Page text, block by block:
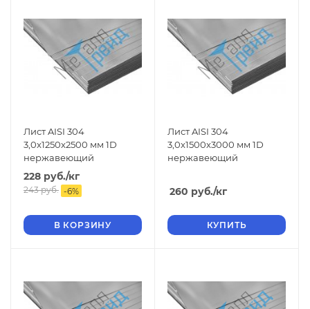
Лист AISI 304
3,0x1250x2500 мм 1D
нержавеющий
228 руб./кг
243руб. -6%
В КОРЗИНУ
Лист AISI 304
3,0x1500x3000 мм 1D
нержавеющий
260 руб./кг
КУПИТЬ